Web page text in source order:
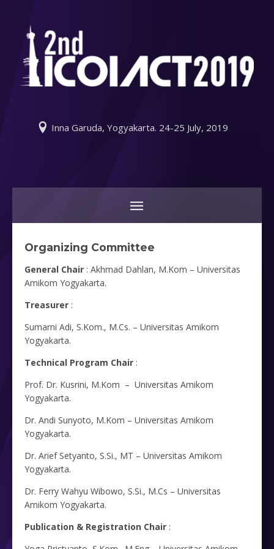
Inna Garuda, Yogyakarta. 24-25 July, 2019
Organizing Committee
General Chair : Akhmad Dahlan, M.Kom – Universitas
Amikom Yogyakarta.
Treasurer :
Sumarni Adi, S.Kom., M.Cs. – Universitas Amikom
Yogyakarta.
Technical Program Chair :
Prof. Dr. Kusrini, M.Kom – Universitas Amikom
Yogyakarta.
Dr. Andi Sunyoto, M.Kom – Universitas Amikom
Yogyakarta.
Dr. Arief Setyanto, S.Si., MT – Universitas Amikom
Yogyakarta.
Dr. Ferry Wahyu Wibowo, S.Si., M.Cs – Universitas
Amikom Yogyakarta.
Publication & Registration Chair :